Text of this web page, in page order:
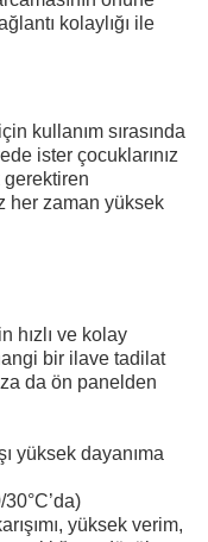
kolaylığı ile
kullanım sırasında
ister çocuklarınız
her zaman yüksek
hızlı ve kolay
bir ilave tadilat
da ön panelden
yüksek dayanıma
yüksek verim,